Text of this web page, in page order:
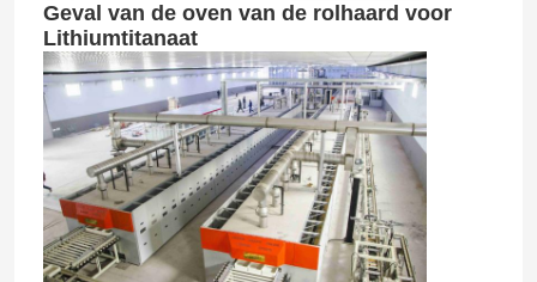
Geval van de oven van de rolhaard voor
Lithiumtitanaat